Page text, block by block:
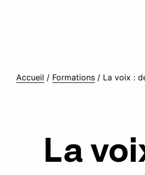
Accueil / Formations / La voix :
La